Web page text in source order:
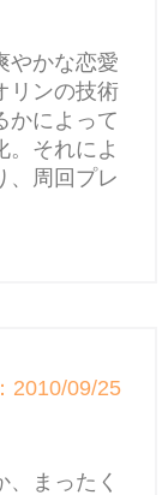
やかな恋愛
リンの技術
かによって
。それによ
、周回プレ
2010/09/25
、まったく